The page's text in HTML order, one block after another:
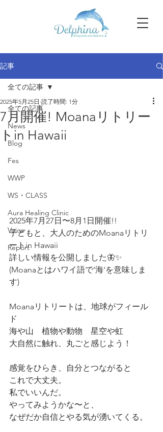
記事
全ての記事
News
Blog
Fes
WWP
WS・CLASS
Aura Healing Clinic
Voice
Report
全ての記事
7月開催! Moanaリトリー
トin Hawaii
2025年5月25日 読了時間: 1分
2025年7月27日〜8月1日開催!!
子どもと、大人のためのMoanaリトリ
ートin Hawaii
詳しい情報を公開しました🦋✨
(Moanaとはハワイ語で‘海‘を意味しま
す)
Moanaリトリートは、地球がフィール
ド
海や山　植物や動物　星空や虹
大自然に触れ、丸ごと感じよう！
感覚をひらき、自分とつながると
これで大丈夫。
私でいいんだ。
やってみようかな〜と、
なぜだか自信とやる気が湧いてくる。